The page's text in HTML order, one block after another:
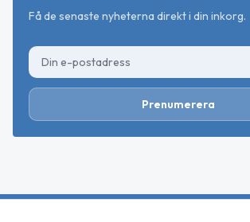
Få de senaste nyheterna direkt i din inkorg.
Prenumerera